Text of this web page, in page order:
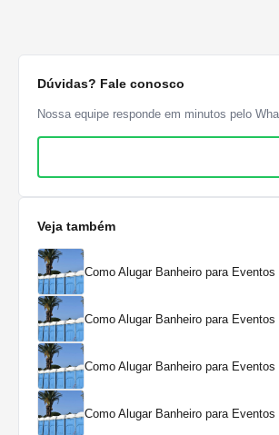
Dúvidas? Fale conosco
Nossa equipe responde em minutos pelo
Veja também
Como Alugar Banheiro para
Como Alugar Banheiro para
Como Alugar Banheiro para
Como Alugar Banheiro para